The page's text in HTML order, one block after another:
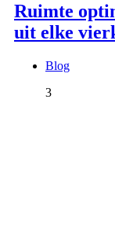
Ruimte
uit elke
Blog
3